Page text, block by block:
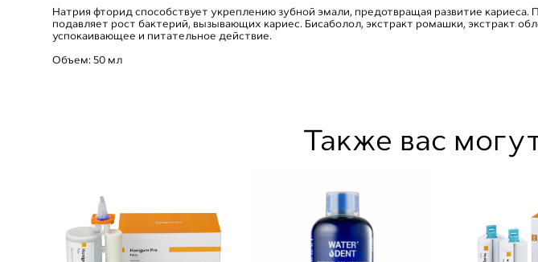
Натрия фторид способствует укреплению зубной эмали, предотвращая развитие
подавляет рост бактерий, вызывающих кариес. Бисаболол, экстракт ромашки, экстракт
успокаивающее и питательное действие.
Объем: 50 мл
Также вас